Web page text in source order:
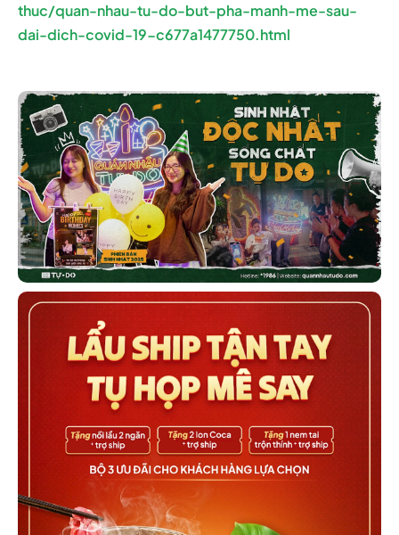
thuc/quan-nhau-tu-do-but-pha-manh-me-sau-
dai-dich-covid-19-c677a1477750.html